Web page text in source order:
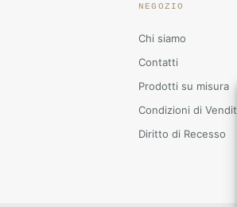
NEGOZIO
Chi siamo
Contatti
Prodotti su misura
Condizioni di Vendita
Diritto di Recesso